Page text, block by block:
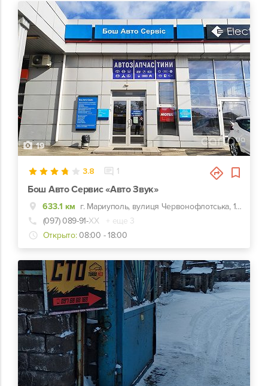
19
3.8 1
Бош Авто Сервис «Авто Звук»
633.1 км
г. Мариуполь, вулиця Червонофлотська, 127а, Конечная троллейбуса №1
(097) 089-91-ХХ
+ еще 3
Открыто: 08:00 - 18:00